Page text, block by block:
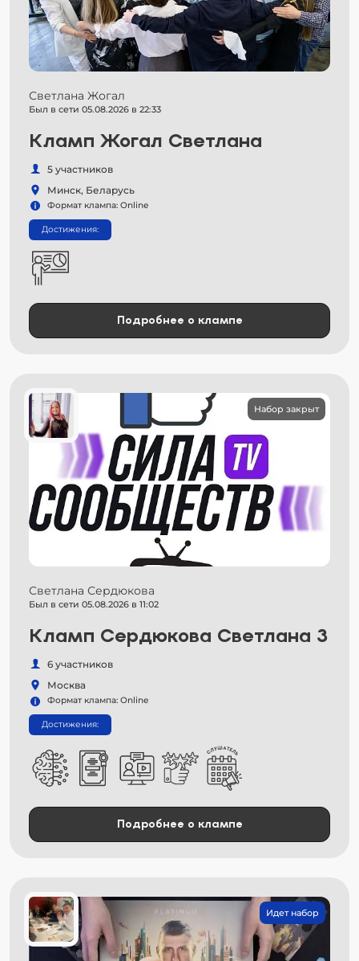
Светлана Жогал
Был в сети 05.08.2026 в 22:33
Кламп Жогал Светлана
5 участников
Минск, Беларусь
Формат клампа: Online
Достижения:
Подробнее о клампе
Набор закрыт
Светлана Сердюкова
Был в сети 05.08.2026 в 11:02
Кламп Сердюкова Светлана 3
6 участников
Москва
Формат клампа: Online
Достижения:
Подробнее о клампе
Идет набор